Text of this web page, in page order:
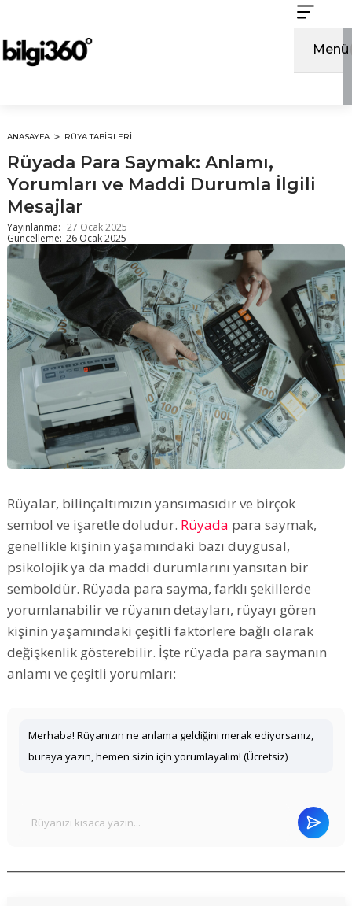
Menü
ANASAYFA RÜYA TABIRLERI
Rüyada Para Saymak: Anlamı,
Yorumları ve Maddi Durumla İlgili
Mesajlar
Yayınlanma: 27 Ocak 2025
Güncelleme: 26 Ocak 2025
Rüyalar, bilinçaltımızın yansımasıdır ve birçok
sembol ve işaretle doludur. Rüyada para saymak,
genellikle kişinin yaşamındaki bazı duygusal,
psikolojik ya da maddi durumlarını yansıtan bir
semboldür. Rüyada para sayma, farklı şekillerde
yorumlanabilir ve rüyanın detayları, rüyayı gören
kişinin yaşamındaki çeşitli faktörlere bağlı olarak
değişkenlik gösterebilir. İşte rüyada para saymanın
anlamı ve çeşitli yorumları:
Merhaba! Rüyanızın ne anlama geldiğini merak ediyorsanız,
buraya yazın, hemen sizin için yorumlayalım! (Ücretsiz)